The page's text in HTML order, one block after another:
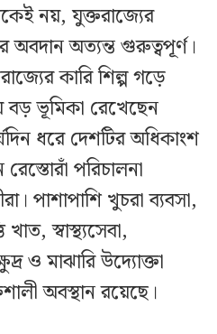
নয়, যুক্তরাজ্যের
অবদান অত্যন্ত গুরুত্বপূর্ণ।
কারি শিল্প গড়ে
ভূমিকা রেখেছেন
ধরে দেশটির অধিকাংশ
রেস্তোরাঁ পরিচালনা
পাশাপাশি খুচরা ব্যবসা,
স্বাস্থ্যসেবা,
ও মাঝারি উদ্যোক্তা
অবস্থান রয়েছে।